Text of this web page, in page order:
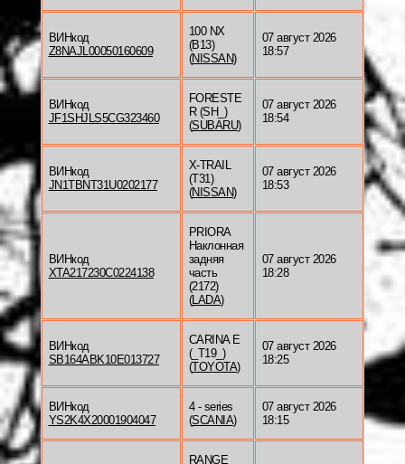
ВИНкод
Z8NAJL00050160609
100 NX
(B13)
(NISSAN)
07 август 2026
18:57
ВИНкод
JF1SHJLS5CG323460
FORESTE
R (SH_)
(SUBARU)
07 август 2026
18:54
ВИНкод
JN1TBNT31U0202177
X-TRAIL
(T31)
(NISSAN)
07 август 2026
18:53
ВИНкод
XTA217230C0224138
PRIORA
Наклонная
задняя
часть
(2172)
(LADA)
07 август 2026
18:28
ВИНкод
SB164ABK10E013727
CARINA E
(_T19_)
(TOYOTA)
07 август 2026
18:25
ВИНкод
YS2K4X20001904047
4 - series
(SCANIA)
07 август 2026
18:15
RANGE